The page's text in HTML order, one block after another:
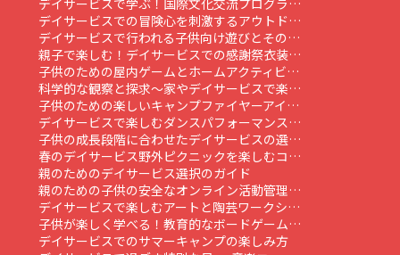
デイサービスで学ぶ！国際文化交流プログラ…
デイサービスでの冒険心を刺激するアウトド…
デイサービスで行われる子供向け遊びとその…
親子で楽しむ！デイサービスでの感謝祭衣装…
子供のための屋内ゲームとホームアクティビ…
科学的な観察と探求～家やデイサービスで楽…
子供のための楽しいキャンプファイヤーアイ…
デイサービスで楽しむダンスパフォーマンス…
子供の成長段階に合わせたデイサービスの選…
春のデイサービス野外ピクニックを楽しむコ…
親のためのデイサービス選択のガイド
親のための子供の安全なオンライン活動管理…
デイサービスで楽しむアートと陶芸ワークシ…
子供が楽しく学べる！教育的なボードゲーム…
デイサービスでのサマーキャンプの楽しみ方